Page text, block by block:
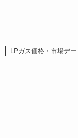
LPガス価格・市場デー